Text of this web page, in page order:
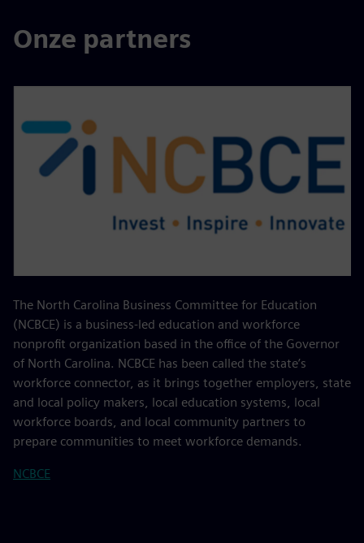
Onze partners
The North Carolina Business Committee for Education
(NCBCE) is a business-led education and workforce
nonprofit organization based in the office of the Governor
of North Carolina. NCBCE has been called the state’s
workforce connector, as it brings together employers, state
and local policy makers, local education systems, local
workforce boards, and local community partners to
prepare communities to meet workforce demands.
NCBCE